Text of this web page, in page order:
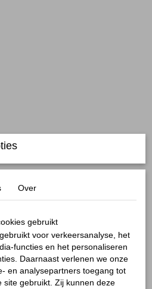
Over
gebruikt
voor verkeersanalyse, het
functies en het personaliseren
Daarnaast verlenen we onze
en analysepartners toegang tot
site gebruikt. Zij kunnen deze